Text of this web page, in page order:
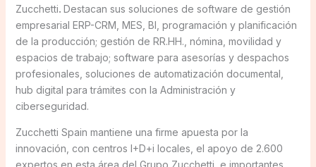
Zucchetti. Destacan sus soluciones de software de gestión
empresarial ERP-CRM, MES, BI, programación y planificación
de la producción; gestión de RR.HH., nómina, movilidad y
espacios de trabajo; software para asesorías y despachos
profesionales, soluciones de automatización documental,
hub digital para trámites con la Administración y
ciberseguridad.
Zucchetti Spain mantiene una firme apuesta por la
innovación, con centros I+D+i locales, el apoyo de 2.600